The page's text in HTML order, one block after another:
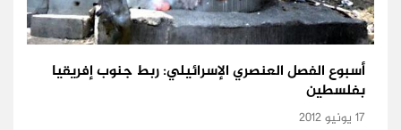
أسبوع الفصل العنصري الإسرائيلي: ربط جنوب إفريقيا
بفلسطين
17 يونيو 2012